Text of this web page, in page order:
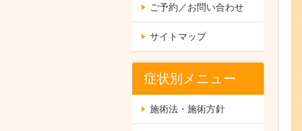
ご予約／お問い合わせ
サイトマップ
症状別メニュー
施術法・施術方針